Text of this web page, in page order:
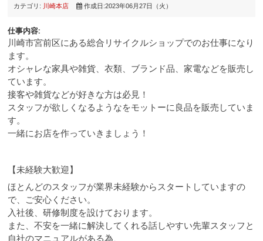
カテゴリ: 川崎本店 作成日:2023年06月27日（火）
仕事内容:
川崎市宮前区にある総合リサイクルショップでのお仕事になり
ます。
オシャレな家具や雑貨、衣類、ブランド品、家電などを販売し
ています。
接客や雑貨などが好きな方は必見！
スタッフが欲しくなるようなをモットーに良品を販売していま
す。
一緒にお店を作っていきましょう！
【未経験大歓迎】
ほとんどのスタッフが業界未経験からスタートしていますの
で、ご安心ください。
入社後、研修制度を設けております。
また、不安を一緒に解決してくれる話しやすい先輩スタッフと
自社のマニュアルがある為、